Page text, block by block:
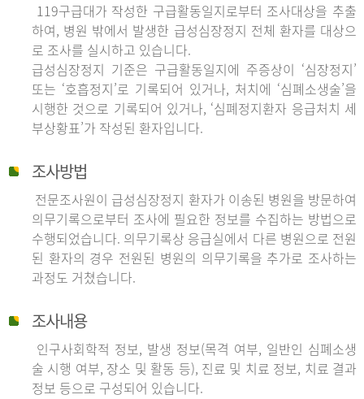
119구급대가 작성한 구급활동일지로부터 조사대상을 추출
하여, 병원 밖에서 발생한 급성심장정지 전체 환자를 대상으
로 조사를 실시하고 있습니다.
급성심장정지 기준은 구급활동일지에 주증상이 ‘심장정지’
또는 ‘호흡정지’로 기록되어 있거나, 처치에 ‘심폐소생술’을
시행한 것으로 기록되어 있거나, ‘심폐정지환자 응급처치 세
부상황표’가 작성된 환자입니다.
조사방법
전문조사원이 급성심장정지 환자가 이송된 병원을 방문하여
의무기록으로부터 조사에 필요한 정보를 수집하는 방법으로
수행되었습니다. 의무기록상 응급실에서 다른 병원으로 전원
된 환자의 경우 전원된 병원의 의무기록을 추가로 조사하는
과정도 거쳤습니다.
조사내용
인구사회학적 정보, 발생 정보(목격 여부, 일반인 심폐소생
술 시행 여부, 장소 및 활동 등), 진료 및 치료 정보, 치료 결과
정보 등으로 구성되어 있습니다.